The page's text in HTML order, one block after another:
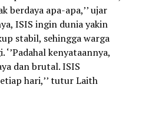
berdaya apa-apa,’’ ujar
ISIS ingin dunia yakin
stabil, sehingga warga
kenyataannya,
dan brutal. ISIS
hari,’’ tutur Laith